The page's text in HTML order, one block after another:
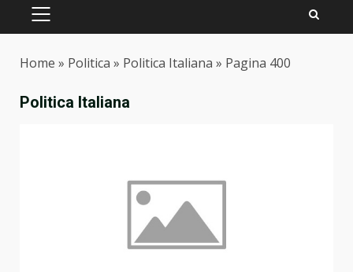
PRIMARY
Home » Politica » Politica Italiana » Pagina 400
Politica Italiana